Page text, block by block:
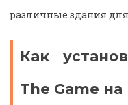
различные здания
Как
The Game